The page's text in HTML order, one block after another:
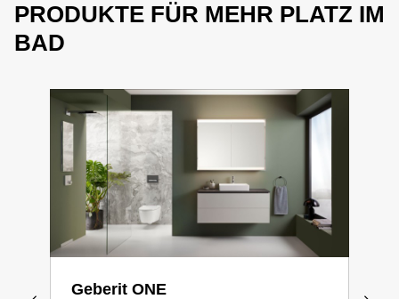
PRODUKTE FÜR MEHR PLATZ IM
BAD
Geberit ONE